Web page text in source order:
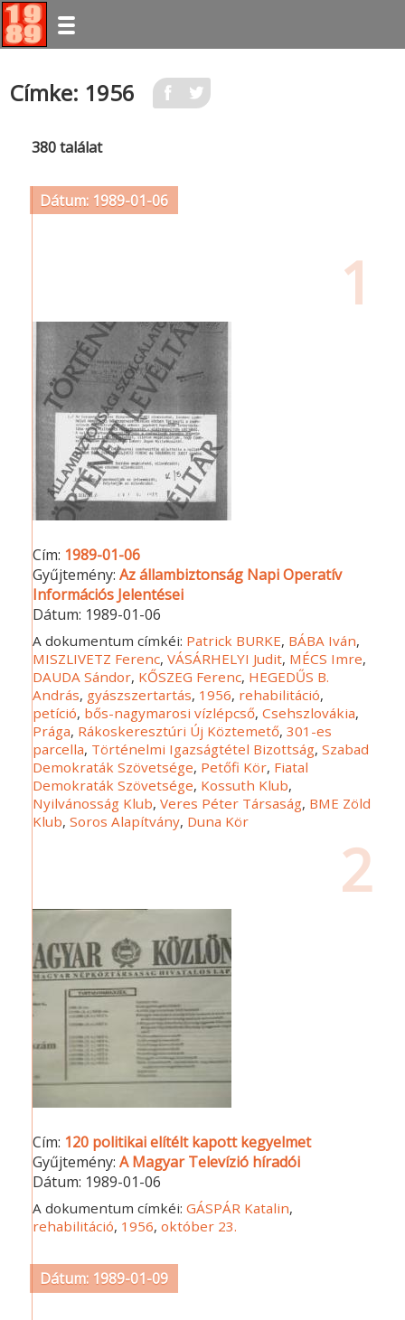
Ugrás
Címke: 1956
380 találat
Dátum: 1989-01-06
1
Cím: 1989-01-06
Gyűjtemény:Az állambiztonság Napi Operatív
Információs Jelentései
Dátum: 1989-01-06
A dokumentum címkéi: Patrick BURKE, BÁBA Iván,
MISZLIVETZ Ferenc,VÁSÁRHELYI Judit, MÉCS Imre,
DAUDA Sándor, KŐSZEG Ferenc, HEGEDŰS B.
András, gyászszertartás, 1956, rehabilitáció,
petíció, bős-nagymarosi vízlépcső,Csehszlovákia,
Prága, Rákoskeresztúri Új Köztemető,301-es
parcella, Történelmi Igazságtétel Bizottság,Szabad
Demokraták Szövetsége, Petőfi Kör, Fiatal
Demokraták Szövetsége, Kossuth Klub,
Nyilvánosság Klub,Veres Péter Társaság, BME Zöld
Klub,Soros Alapítvány, Duna Kör
2
Cím: 120 politikai elítélt kapott kegyelmet
Gyűjtemény:A Magyar Televízió híradói
Dátum: 1989-01-06
A dokumentum címkéi:GÁSPÁR Katalin,
rehabilitáció, 1956,október 23.
Dátum: 1989-01-09